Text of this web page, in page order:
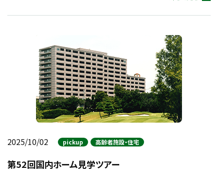
2025/10/02 pickup 高齢者施設・住宅
第52回国内ホーム見学ツアー